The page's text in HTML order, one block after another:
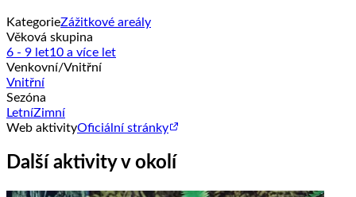
KategorieZážitkové areály
Věková skupina
6 - 9 let10 a více let
Venkovní/Vnitřní
Vnitřní
Sezóna
LetníZimní
Web aktivityOficiální stránky
Další aktivity v okolí